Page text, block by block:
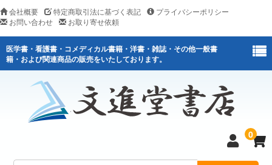
会社概要 特定商取引法に基づく表記
プライバシーポリシー
お問い合わせ
お取り寄せ依頼
医学書・看護書・コメディカル書籍・洋書・雑誌・その他一般書
籍・および関連商品の販売をいたしております。
0